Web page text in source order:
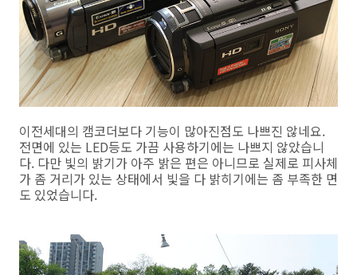
이전세대의 캠코더보다 기능이 많아진점도 나쁘진 않네요.
전면에 있는 LED등도 가끔 사용하기에는 나쁘지 않았습니
다. 다만 빛의 밝기가 아주 밝은 편은 아니므로 실제로 피사체
가 좀 거리가 있는 상태에서 빛을 다 밝히기에는 좀 부족한 면
도 있었습니다.